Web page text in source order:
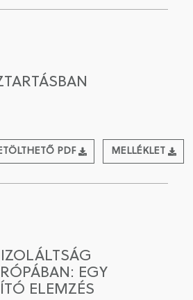
PDF MELLÉKLET
EGY
ELEMZÉS